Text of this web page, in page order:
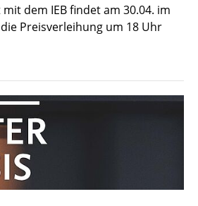
dem IEB findet am 30.04. im
Preisverleihung um 18 Uhr